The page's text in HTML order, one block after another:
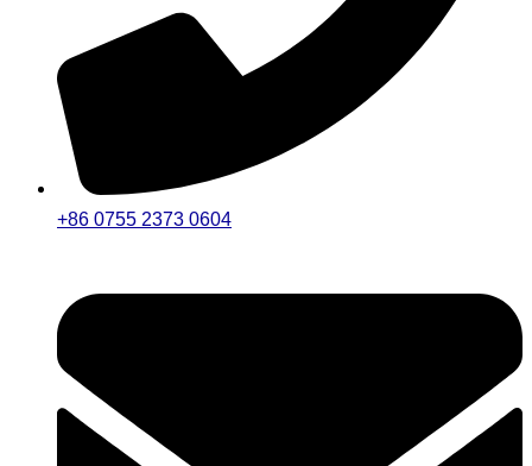
+86 0755 2373 0604